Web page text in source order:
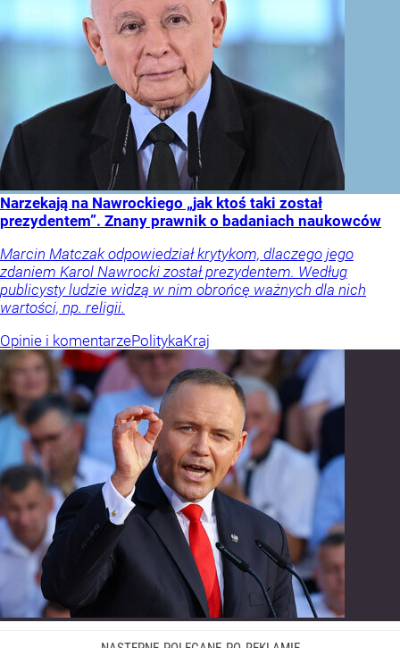
Narzekają na Nawrockiego „jak ktoś taki został
prezydentem”. Znany prawnik o badaniach naukowców
Marcin Matczak odpowiedział krytykom, dlaczego jego
zdaniem Karol Nawrocki został prezydentem. Według
publicysty ludzie widzą w nim obrońcę ważnych dla nich
wartości, np. religii.
Opinie i komentarzePolitykaKraj